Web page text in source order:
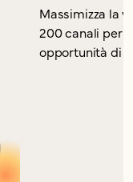
Massimizza la
200 canali per
opportunità di